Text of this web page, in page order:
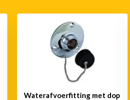
Waterafvoerfitting met dop